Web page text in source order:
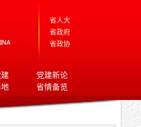
省人大
省政府
省政协
党建新论
省情备览